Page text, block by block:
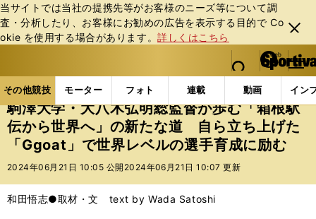
当サイトでは当社の提携先等がお客様のニーズ等について調
査・分析したり、お客様にお勧めの広告を表⽰する⽬的で Co
okie を使⽤する場合があります。詳しくはこちら
閉じ
る
web Sportiva (webスポルティーバ)
検索
マイペ
ー
ジ
メニュ
その他競技 モーター フォト 連載 動画 イン
ス
ポ
ル
テ
ー
バ
その他競技の記事一覧 陸上 駒澤大学・大八木弘明
駒澤大学・大八木弘明総監督が歩む「箱根駅
伝から世界へ」の新たな道 自ら立ち上げた
「Ggoat」で世界レベルの選手育成に励む
2024年06月21日 10:05 公開 2024年06月21日 10:07 更新
和田悟志●取材・文 text by Wada Satoshi